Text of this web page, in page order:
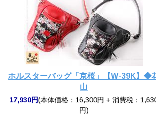
ホルスターバッグ「京桜」【W-39K】◆
山
17,930円(本体価格：16,300円 + 消費税：
円)